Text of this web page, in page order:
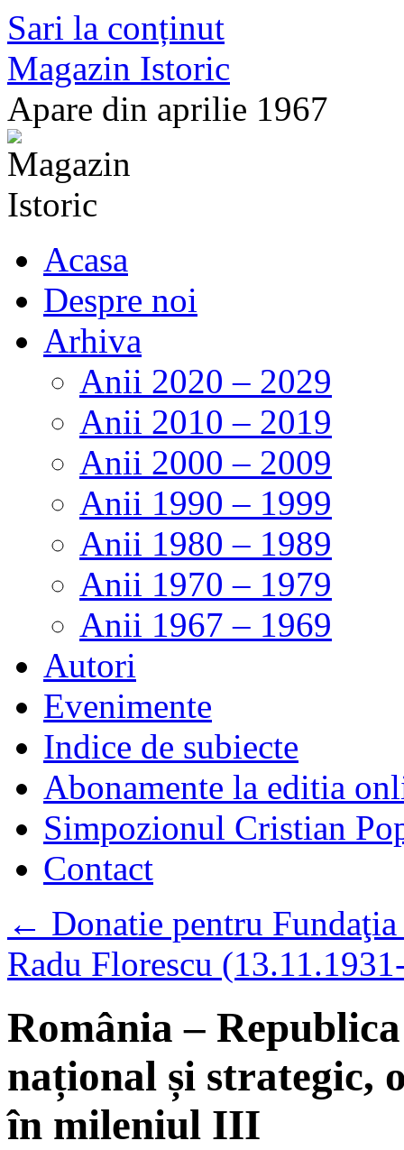
Sari la conținut
Magazin Istoric
Apare din aprilie 1967
Acasa
Despre noi
Arhiva
Anii 2020 – 2029
Anii 2010 – 2019
Anii 2000 – 2009
Anii 1990 – 1999
Anii 1980 – 1989
Anii 1970 – 1979
Anii 1967 – 1969
Autori
Evenimente
Indice de subiecte
Abonamente la editia
Simpozionul Cristian
Contact
← Donatie pentru
Radu Florescu
România –
național și strategic,
în mileniul III